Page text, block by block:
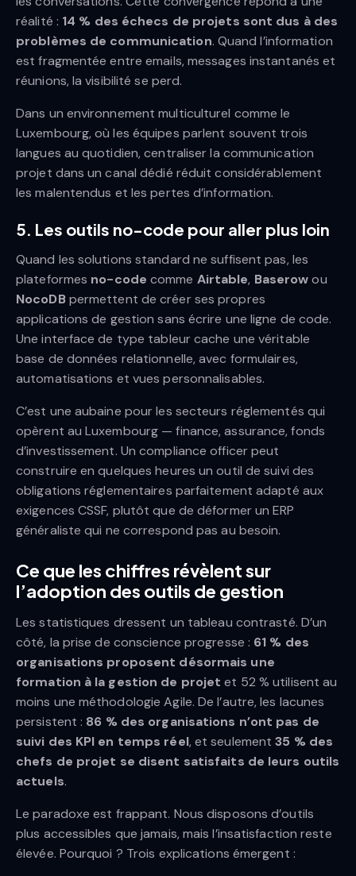
réalité : 14 % des échecs de projets sont dus à des
problèmes de communication. Quand l’information
est fragmentée entre emails, messages instantanés et
réunions, la visibilité se perd.
Dans un environnement multiculturel comme le
Luxembourg, où les équipes parlent souvent trois
langues au quotidien, centraliser la communication
projet dans un canal dédié réduit considérablement
les malentendus et les pertes d’information.
5. Les outils no-code pour aller plus loin
Quand les solutions standard ne suffisent pas, les
plateformes no-code comme Airtable, Baserowou
NocoDBpermettent de créer ses propres
applications de gestion sans écrire une ligne de code.
Une interface de type tableur cache une véritable
base de données relationnelle, avec formulaires,
automatisations et vues personnalisables.
C’est une aubaine pour les secteurs réglementés qui
opèrent au Luxembourg — finance, assurance, fonds
d’investissement. Un compliance officer peut
construire en quelques heures un outil de suivi des
obligations réglementaires parfaitement adapté aux
exigences CSSF, plutôt que de déformer un ERP
généraliste qui ne correspond pas au besoin.
Ce que les chiffres révèlent sur
l’adoption des outils de gestion
Les statistiques dressent un tableau contrasté. D’un
côté, la prise de conscience progresse : 61 % des
organisations proposent désormais une
formation à la gestion de projet et 52 % utilisent au
moins une méthodologie Agile. De l’autre, les lacunes
persistent : 86 % des organisations n’ont pas de
suivi des KPI en temps réel, et seulement35 % des
chefs de projet se disent satisfaits de leurs outils
actuels.
Le paradoxe est frappant. Nous disposons d’outils
plus accessibles que jamais, mais l’insatisfaction reste
élevée. Pourquoi ? Trois explications émergent :